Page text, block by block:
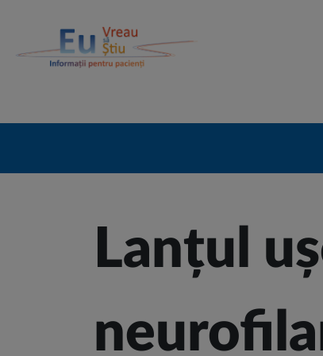
Site Logo
Lanțul